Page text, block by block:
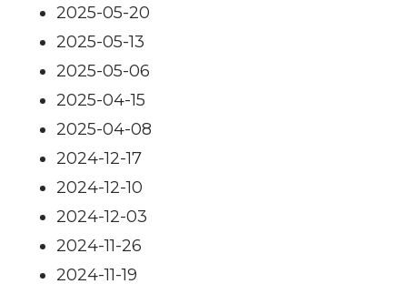
2025-05-20
2025-05-13
2025-05-06
2025-04-15
2025-04-08
2024-12-17
2024-12-10
2024-12-03
2024-11-26
2024-11-19